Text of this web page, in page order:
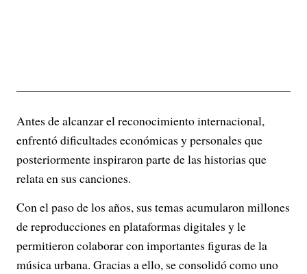
Antes de alcanzar el reconocimiento internacional,
enfrentó dificultades económicas y personales que
posteriormente inspiraron parte de las historias que
relata en sus canciones.
Con el paso de los años, sus temas acumularon millones
de reproducciones en plataformas digitales y le
permitieron colaborar con importantes figuras de la
música urbana. Gracias a ello, se consolidó como uno